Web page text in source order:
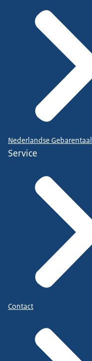
Nederlandse Gebarentaal
Service
Contact